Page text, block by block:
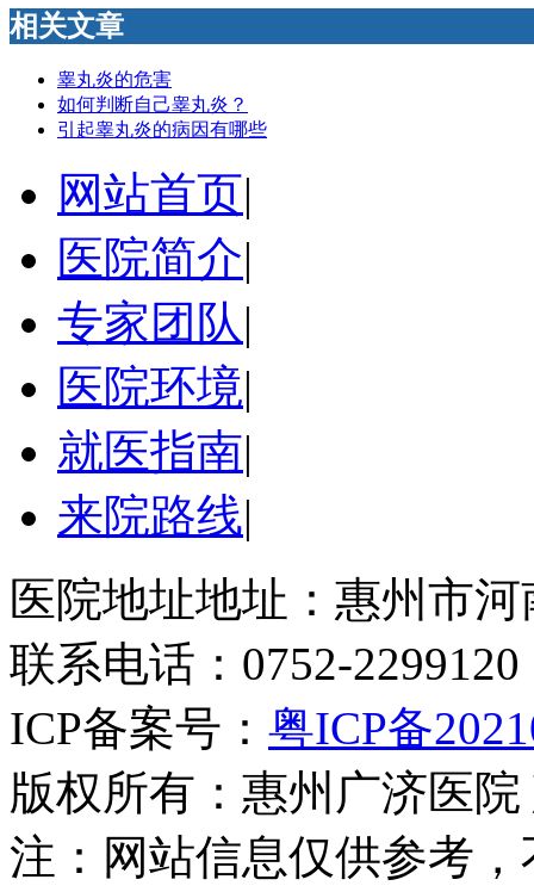
相关文章
睾丸炎的危害
如何判断自己睾丸炎？
引起睾丸炎的病因有哪些
网站首页|
医院简介|
专家团队|
医院环境|
就医指南|
来院路线|
医院地址地址：惠州市
联系电话：0752-2299120
ICP备案号： 粤ICP备
版权所有：惠州广济医
注：网站信息仅供参考